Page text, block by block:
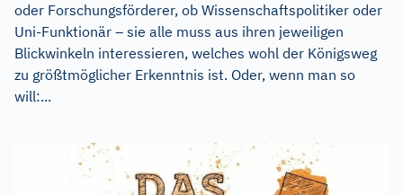
oder Forschungsförderer, ob Wissenschaftspolitiker oder
Uni-Funktionär – sie alle muss aus ihren jeweiligen
Blickwinkeln interessieren, welches wohl der Königsweg
zu größtmöglicher Erkenntnis ist. Oder, wenn man so
will:...